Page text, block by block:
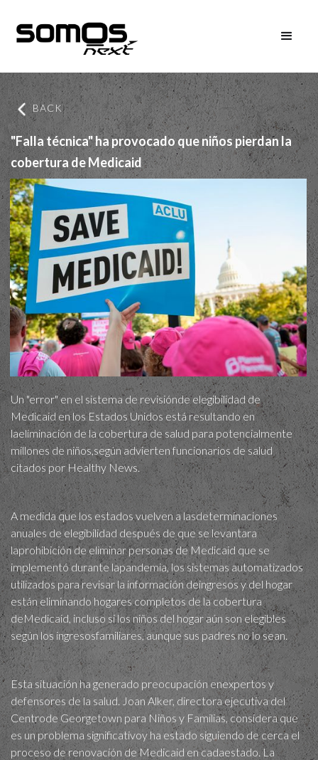
BACK
"Falla técnica" ha provocado que niños pierdan la
cobertura de Medicaid
Un "error" en el sistema de revisiónde elegibilidad de
Medicaid en los Estados Unidos está resultando en
laeliminación de la cobertura de salud para potencialmente
millones de niños,según advierten funcionarios de salud
citados por Healthy News.
A medida que los estados vuelven a lasdeterminaciones
anuales de elegibilidad después de que se levantara
laprohibición de eliminar personas de Medicaid que se
implementó durante lapandemia, los sistemas automatizados
utilizados para revisar la información deingresos y del hogar
están eliminando hogares completos de la cobertura
deMedicaid, incluso si los niños del hogar aún son elegibles
según los ingresosfamiliares, aunque sus padres no lo sean.
Esta situación ha generado preocupación enexpertos y
defensores de la salud. Joan Alker, directora ejecutiva del
Centrode Georgetown para Niños y Familias, considera que
es un problema significativoy ha estado siguiendo de cerca el
proceso de renovación de Medicaid en cadaestado. La